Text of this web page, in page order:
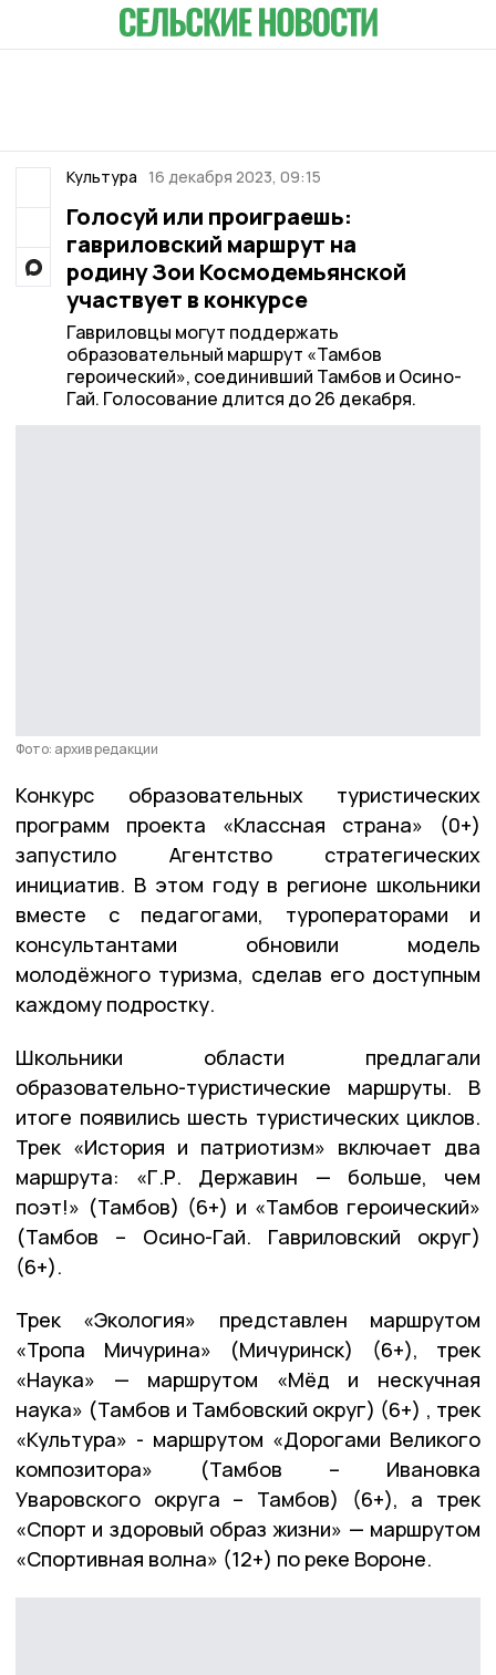
Культура 16 декабря 2023, 09:15
Голосуй или проиграешь:
гавриловский маршрут на
родину Зои Космодемьянской
участвует в конкурсе
Гавриловцы могут поддержать
образовательный маршрут «Тамбов
героический», соединивший Тамбов и Осино-
Гай. Голосование длится до 26 декабря.
Фото: архив редакции
Конкурс образовательных туристических
программ проекта «Классная страна» (0+)
запустило Агентство стратегических
инициатив. В этом году в регионе школьники
вместе с педагогами, туроператорами и
консультантами обновили модель
молодёжного туризма, сделав его доступным
каждому подростку.
Школьники области предлагали
образовательно-туристические маршруты. В
итоге появились шесть туристических циклов.
Трек «История и патриотизм» включает два
маршрута: «Г.Р. Державин — больше, чем
поэт!» (Тамбов) (6+) и «Тамбов героический»
(Тамбов – Осино-Гай. Гавриловский округ)
(6+).
Трек «Экология» представлен маршрутом
«Тропа Мичурина» (Мичуринск) (6+), трек
«Наука» — маршрутом «Мёд и нескучная
наука» (Тамбов и Тамбовский округ) (6+) , трек
«Культура» - маршрутом «Дорогами Великого
композитора» (Тамбов – Ивановка
Уваровского округа – Тамбов) (6+), а трек
«Спорт и здоровый образ жизни» — маршрутом
«Спортивная волна» (12+) по реке Вороне.